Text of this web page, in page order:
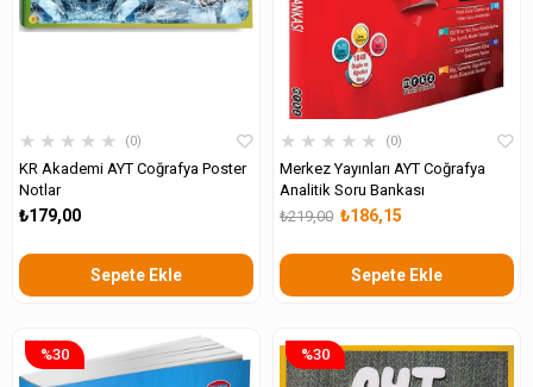
★ ★ ★ ★ ★ 0
KR Akademi AYT Coğrafya Poster
Notlar
₺179,00
Sepete Ekle
★ ★ ★ ★ ★ 0
Merkez Yayınları AYT Coğrafya
Analitik Soru Bankası
₺186,15
₺219,00
Sepete Ekle
%30 %30